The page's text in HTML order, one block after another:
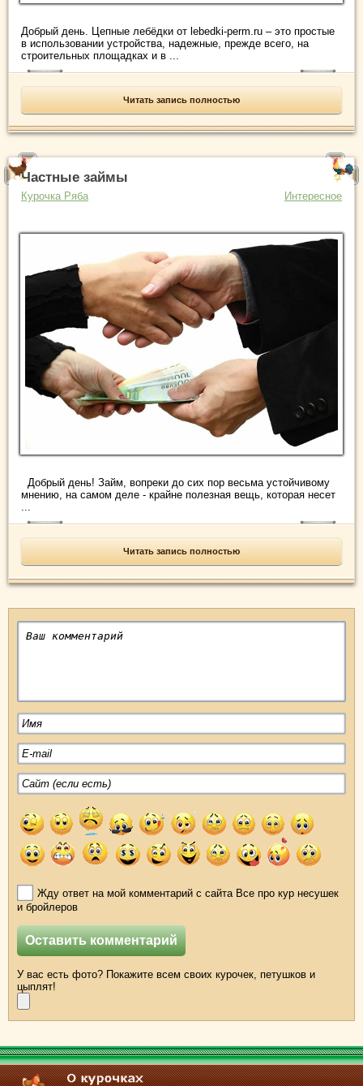
Добрый день. Цепные лебёдки от lebedki-perm.ru – это простые
в использовании устройства, надежные, прежде всего, на
строительных площадках и в ...
Читать запись полностью
Частные займы
Курочка Ряба Интересное
Добрый день! Займ, вопреки до сих пор весьма устойчивому
мнению, на самом деле - крайне полезная вещь, которая несет
Читать запись полностью
Жду ответ на мой комментарий с сайта Все про кур несушек
и бройлеров
У вас есть фото? Покажите всем своих курочек, петушков и
цыплят!